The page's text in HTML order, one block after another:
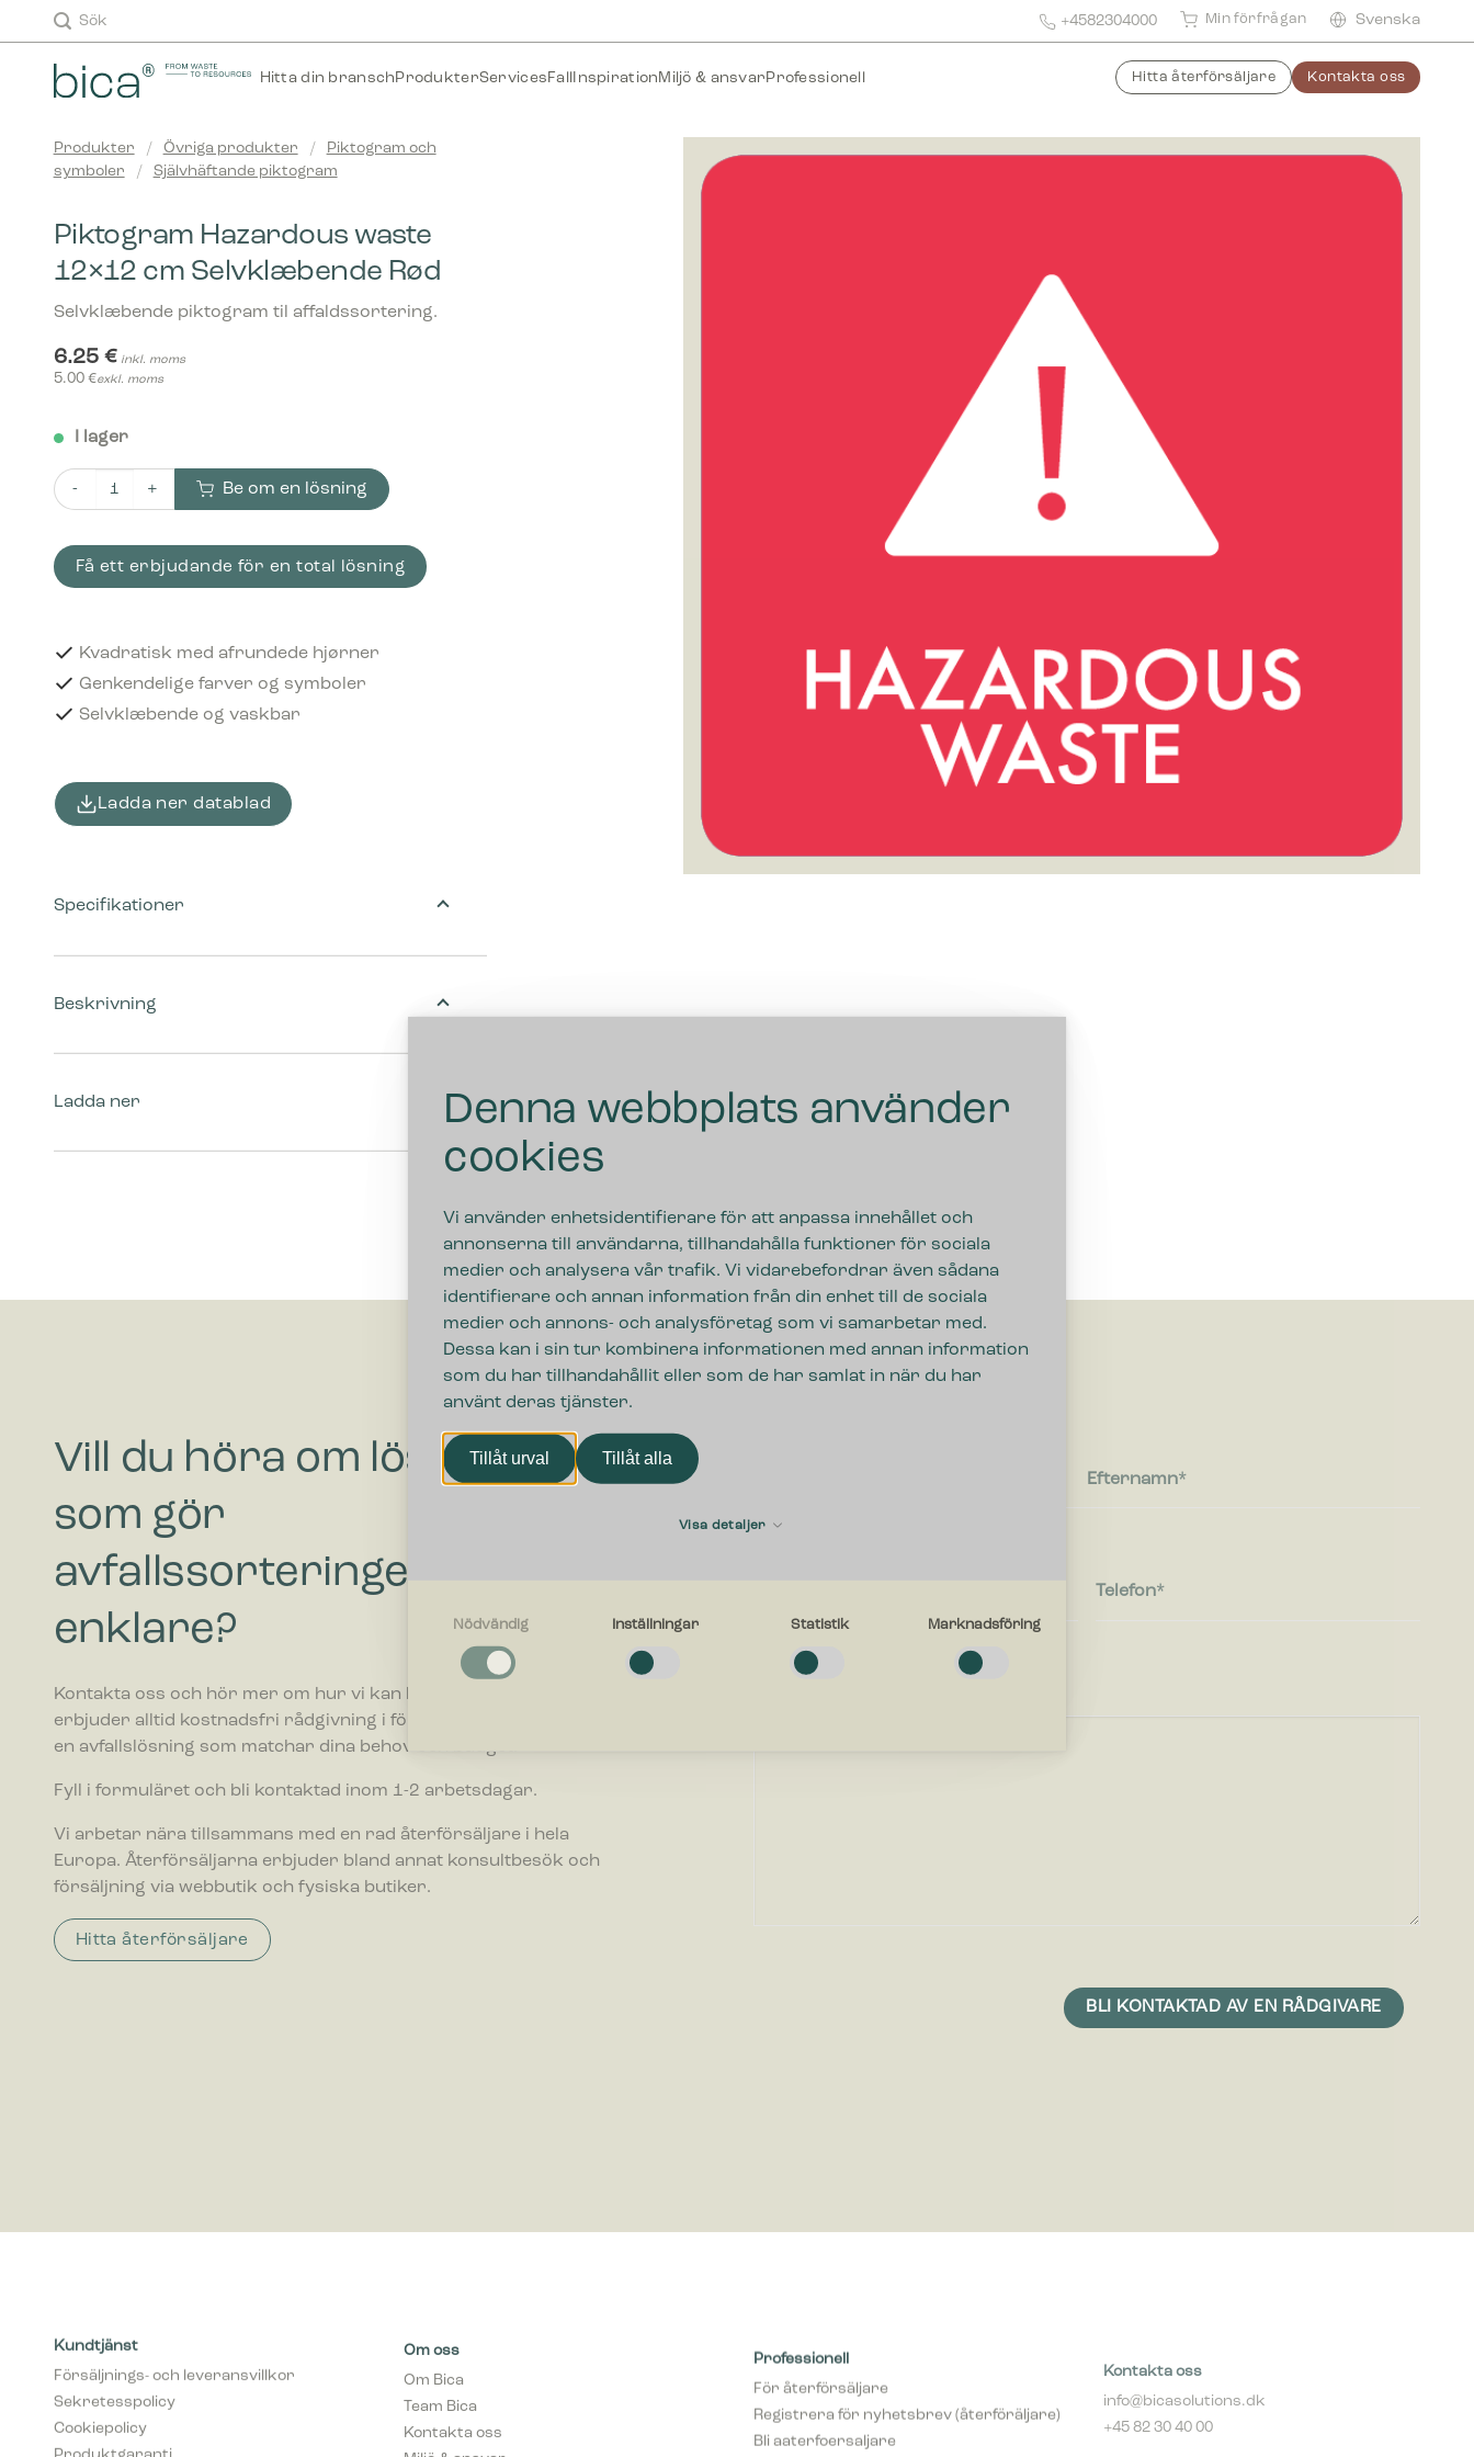
Denna webbplats använder
cookies
Vi använder enhetsidentifierare för att anpassa innehållet och
annonserna till användarna, tillhandahålla funktioner för sociala
medier och analysera vår trafik. Vi vidarebefordrar även sådana
identifierare och annan information från din enhet till de sociala
medier och annons- och analysföretag som vi samarbetar med.
Dessa kan i sin tur kombinera informationen med annan information
som du har tillhandahållit eller som de har samlat in när du har
använt deras tjänster.
Tillåt urval Tillåt alla
Visa detaljer
Nödvändig
Nödvändiga cookies låter dig använda webbplatsen genom att aktivera grundläggande
Cookies för inställningar låter en webbplats komma ihåg information som ändrar hur
befinner dig i.
Statistik
Nödvändig Inställningar Statistik Marknadsföring
to
content
Sök +4582304000 Min förfrågan Svenska
Hitta din branschProdukterServicesFallInspirationMiljö & ansvarProfessionell Hitta återförsäljare Kontakta oss
Produkter / Övriga produkter /
Piktogram och
symboler
/ Självhäftande piktogram
Piktogram Hazardous waste
12×12 cm Selvklæbende Rød
Selvklæbende piktogram til affaldssortering.
6.25 € inkl. moms
5.00 €exkl. moms
I lager
Piktogram Hazardous waste 12x12 cm Selvklæbende Rød mängd
Be om en lösning
Få ett erbjudande för en total lösning
Kvadratisk med afrundede hjørner
Genkendelige farver og symboler
Selvklæbende og vaskbar
Ladda ner datablad
Beskrivning
Ladda ner
Specifikationer
Vill du höra om lösningar
som gör
avfallssorteringen
enklare?
Kontakta oss och hör mer om hur vi kan hjälpa ditt företag. Vi
erbjuder alltid kostnadsfri rådgivning i förhållande till att välja
en avfallslösning som matchar dina behov och budget.
Fyll i formuläret och bli kontaktad inom 1-2 arbetsdagar.
Vi arbetar nära tillsammans med en rad återförsäljare i hela
Europa. Återförsäljarna erbjuder bland annat konsultbesök och
försäljning via webbutik och fysiska butiker.
Hitta återförsäljare
Efternamn
Telefon
Kundtjänst
Försäljnings- och leveransvillkor
Sekretesspolicy
Cookiepolicy
Produktgaranti
Om oss
Om Bica
Team Bica
Kontakta oss
Miljö & ansvar
Registrera för nyhetsbrev (återföräljare)
Bli aaterfoersaljare
info@bicasolutions.dk
+45 82 30 40 00